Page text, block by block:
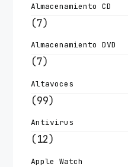
Almacenamiento CD
(7)
Almacenamiento DVD
(7)
Altavoces
(99)
Antivirus
(12)
Apple Watch